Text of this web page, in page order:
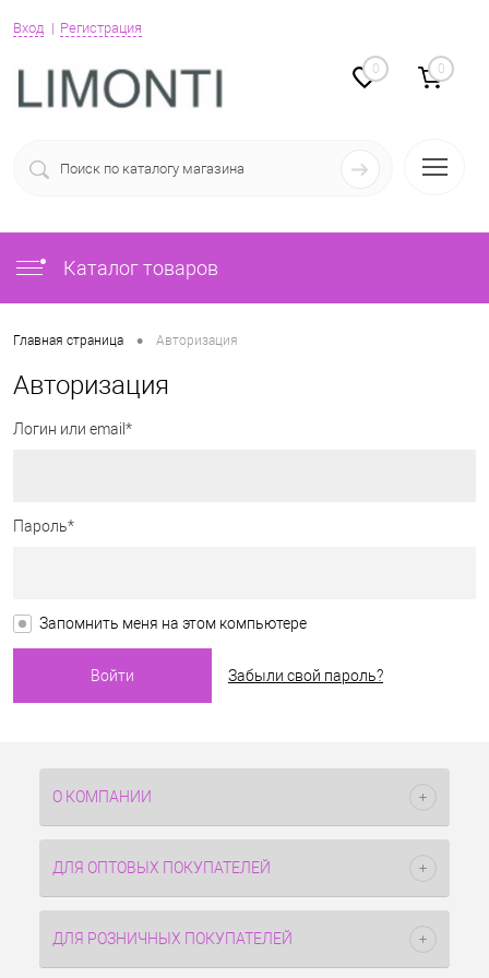
Вход Регистрация
0 0
Каталог товаров
Главная страница • Авторизация
Авторизация
Логин или email*
Пароль*
Запомнить меня на этом компьютере
Забыли свой пароль?
О КОМПАНИИ
ДЛЯ ОПТОВЫХ ПОКУПАТЕЛЕЙ
ДЛЯ РОЗНИЧНЫХ ПОКУПАТЕЛЕЙ